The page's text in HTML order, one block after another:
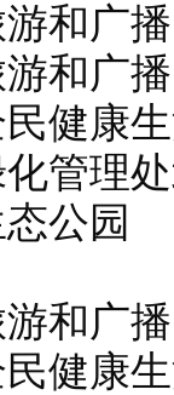
和广
和广
健康
管理
公园
和广
健康